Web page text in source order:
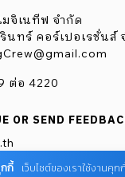
จิเนทีฟ จำกัด
นทร์ คอร์เปอเรชั่นส์
ต่อ 4220
OR SEND
กี้ เว็บไซต์ของเราใช้งานคุ